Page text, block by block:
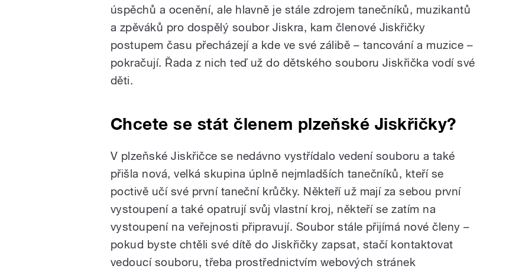
úspěchů a ocenění, ale hlavně je stále zdrojem tanečníků, muzikantů
a zpěváků pro dospělý soubor Jiskra, kam členové Jiskřičky
postupem času přecházejí a kde ve své zálibě – tancování a muzice –
pokračují. Řada z nich teď už do dětského souboru Jiskřička vodí své
děti.
Chcete se stát členem plzeňské Jiskřičky?
V plzeňské Jiskřičce se nedávno vystřídalo vedení souboru a také
přišla nová, velká skupina úplně nejmladších tanečníků, kteří se
poctivě učí své první taneční krůčky. Někteří už mají za sebou první
vystoupení a také opatrují svůj vlastní kroj, někteří se zatím na
vystoupení na veřejnosti připravují. Soubor stále přijímá nové členy –
pokud byste chtěli své dítě do Jiskřičky zapsat, stačí kontaktovat
vedoucí souboru, třeba prostřednictvím webových stránek